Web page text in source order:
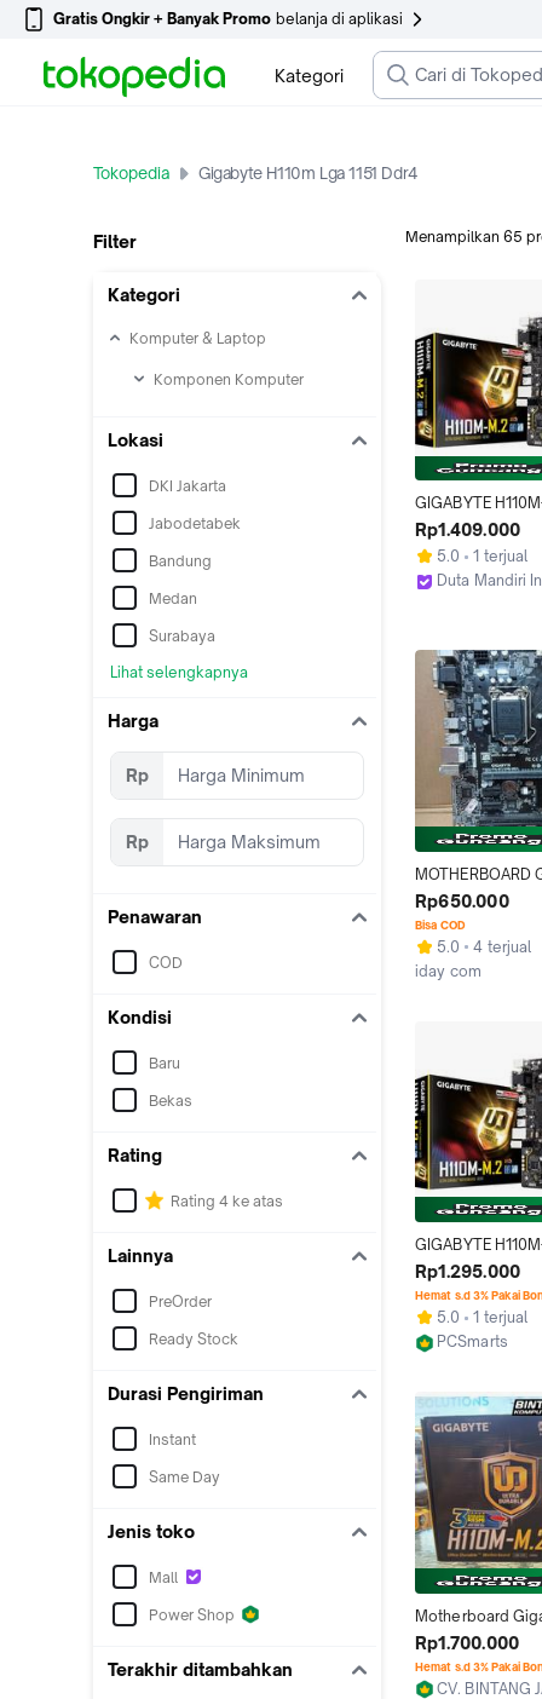
Gratis Ongkir + Banyak Promo belanja di aplikasi
Kategori
Tokopedia Gigabyte H110m Lga 1151 Ddr4
Filter
Kategori
Komputer & Laptop
Komponen Komputer
Lokasi
DKI Jakarta
Jabodetabek
Bandung
Medan
Surabaya
Lihat selengkapnya
Harga
Rp
Rp
Penawaran
COD
Kondisi
Baru
Bekas
Rating
Rating 4 ke atas
Lainnya
PreOrder
Ready Stock
Durasi Pengiriman
Instant
Same Day
Jenis toko
Mall
Power Shop
Terakhir ditambahkan
Menampilkan 65
GIGABYTE
[Socket LGA 1151,
DDR4, PCIe
USB, m-ATX] I
Rp1.409.000
5.0
1 terjual
Duta Mandiri
MOTHERBOARD
GA H110M-HD2
DDR4 ONBOARD
Rp650.000
Bisa COD
5.0
4 terjual
iday com
GIGABYTE
LGA 1151 DDR4 -
MOTHERBOARD
DDR4 M.2
Rp1.295.000
Hemat s.d 3% Pakai
5.0
1 terjual
PCSmarts
Motherboard
H110M-M.2 M-ATX
DDR4
Rp1.700.000
Hemat s.d 3% Pakai
CV. BINTANG